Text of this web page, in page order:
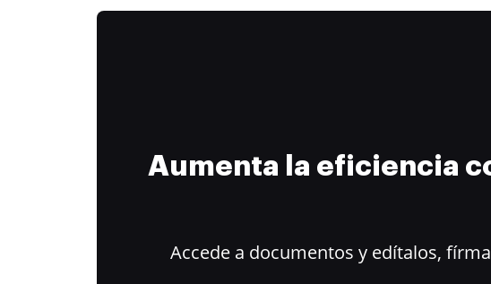
Aumenta la eficiencia
Accede a documentos y edítalos,